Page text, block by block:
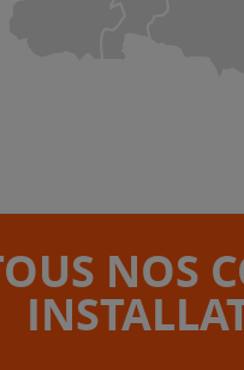
NOS